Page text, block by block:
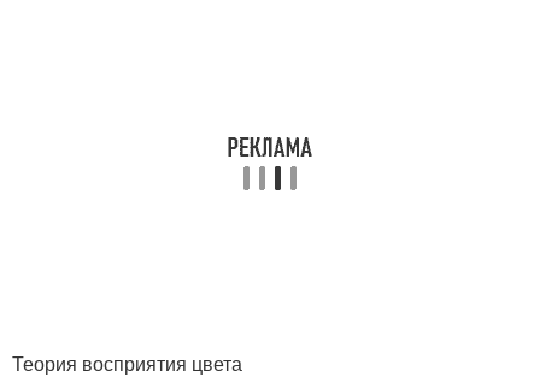
Теория восприятия цвета